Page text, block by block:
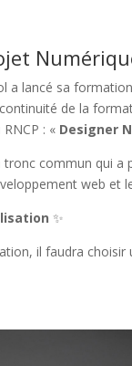
a lancé sa
de la
: « Designer
commun qui a
web et
✨
il faudra choisir